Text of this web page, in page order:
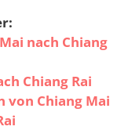
:
nach Chiang
Chiang Rai
von Chiang Mai